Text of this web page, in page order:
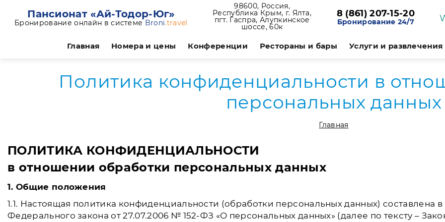
Пансионат «Ай-Тодор-Юг»
Бронирование онлайн в системе Broni.travel
98600, Россия,
Республика Крым, г. Ялта,
пгт. Гаспра, Алупкинское
шоссе, 60к
8 (861) 207-15-20
Бронирование 24/7
Главная Номера и цены Конференции Рестораны и бары Услуги и развлечения
Политика конфиденциальности в
персональных данных
Главная
ПОЛИТИКА КОНФИДЕНЦИАЛЬНОСТИ
в отношении обработки персональных данных
1. Общие положения
1.1. Настоящая политика конфиденциальности (обработки персональных данных) составлена в
Федерального закона от 27.07.2006 № 152-ФЗ «О персональных данных» (далее по тексту –